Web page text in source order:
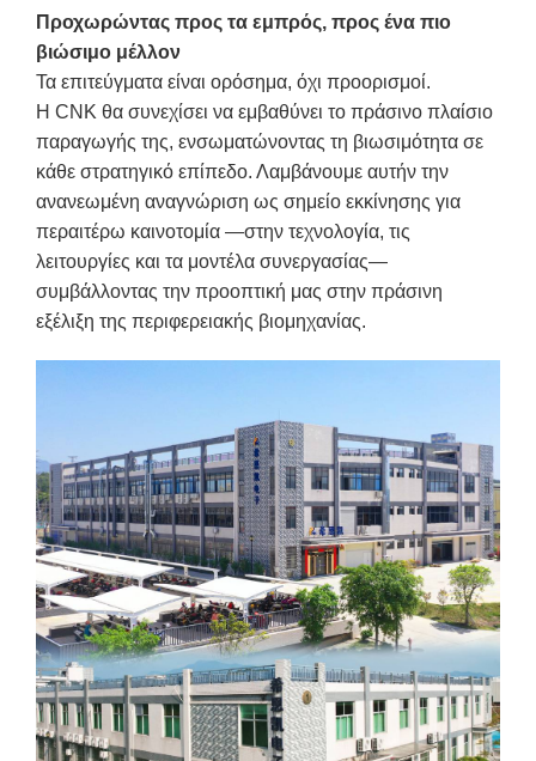
Προχωρώντας προς τα εμπρός, προς ένα πιο
βιώσιμο μέλλον
Τα επιτεύγματα είναι ορόσημα, όχι προορισμοί.
Η CNK θα συνεχίσει να εμβαθύνει το πράσινο πλαίσιο
παραγωγής της, ενσωματώνοντας τη βιωσιμότητα σε
κάθε στρατηγικό επίπεδο. Λαμβάνουμε αυτήν την
ανανεωμένη αναγνώριση ως σημείο εκκίνησης για
περαιτέρω καινοτομία —στην τεχνολογία, τις
λειτουργίες και τα μοντέλα συνεργασίας—
συμβάλλοντας την προοπτική μας στην πράσινη
εξέλιξη της περιφερειακής βιομηχανίας.